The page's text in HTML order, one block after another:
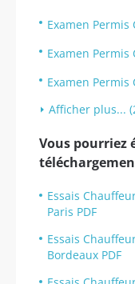
Examen Permis
Examen Permis
Examen
Afficher plus...
Vous pourriez
Essais
Paris PDF
Essais
Bordeaux PDF